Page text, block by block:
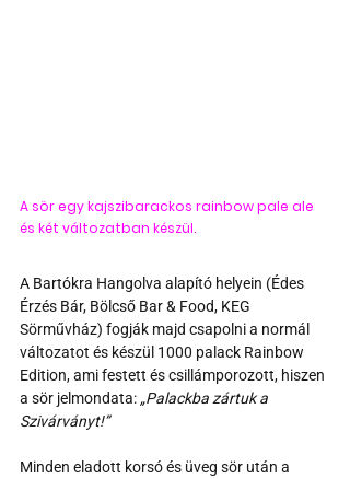
A sör egy kajszibarackos rainbow pale ale
és két változatban készül.
A Bartókra Hangolva alapító helyein (Édes
Érzés Bár, Bölcső Bar & Food, KEG
Sörművház) fogják majd csapolni a normál
változatot és készül 1000 palack Rainbow
Edition, ami festett és csillámporozott, hiszen
a sör jelmondata: „Palackba zártuk a
Szivárványt!”
Minden eladott korsó és üveg sör után a